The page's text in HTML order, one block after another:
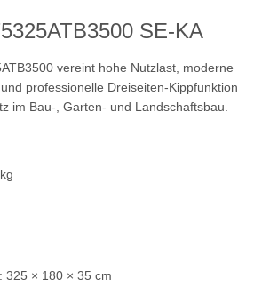
SE-KA
vereint hohe Nutzlast, moderne
professionelle Dreiseiten-Kippfunktion
im Bau-, Garten- und Landschaftsbau.
325 × 180 × 35 cm